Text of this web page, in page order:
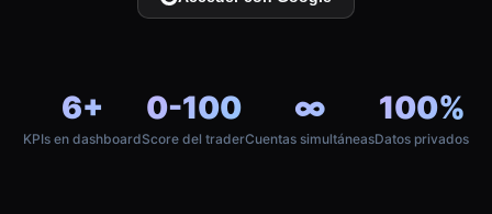
6+
KPIs en dashboard
0-100
Score del trader
∞
Cuentas simultáneas
100%
Datos privados